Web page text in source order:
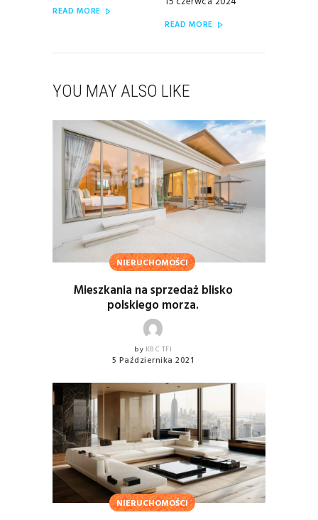
READ MORE
READ MORE
YOU MAY ALSO LIKE
NIERUCHOMOŚCI
Mieszkania na sprzedaż blisko
polskiego morza.
by KBC TFI
5 Października 2021
NIERUCHOMOŚCI